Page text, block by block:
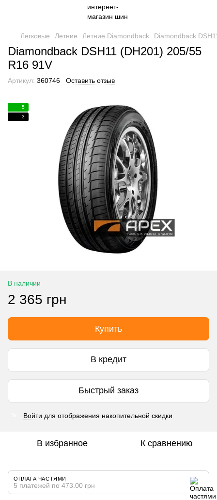
Легковые Летние Летние Diamondback Diamondback
Diamondback DSH11 (DH201) 205/55
R16 91V
Артикул: 360746 Оставить отзыв
5
3
В наличии
2 365 грн
Купить
В кредит
Быстрый заказ
Войти для отображения накопительной скидки
В избранное К сравнению
ОПЛАТА ЧАСТЯМИ
5 платежей по 473.00 грн